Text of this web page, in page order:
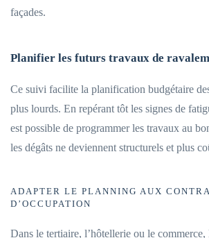
façades.
Planifier les futurs travaux de
Ce suivi facilite la planification budgétaire
plus lourds. En repérant tôt les signes de
est possible de programmer les travaux au
les dégâts ne deviennent structurels et plus
ADAPTER LE PLANNING AUX
D’OCCUPATION
Dans le tertiaire, l’hôtellerie ou le